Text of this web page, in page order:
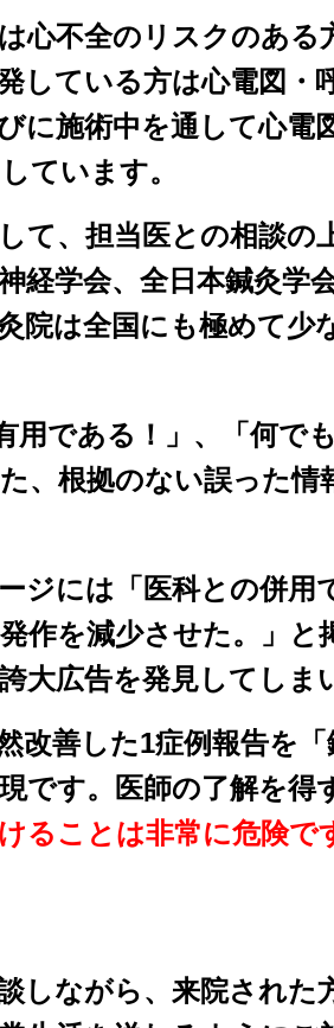
心不全のリスクのある
している方は心電図・
に施術中を通して心電
ています。
て、担当医との相談の
経学会、全日本鍼灸学
院は全国にも極めて少
用である！」、「何で
、根拠のない誤った情
ジには「医科との併用
作を減少させた。」と
大広告を発見してしま
改善した1症例報告を「
です。医師の了解を得
ることは非常に危険で
しながら、来院された